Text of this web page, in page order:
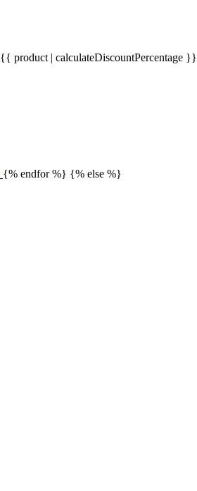
{{ product | calculateDiscountPercentage }}
{% endfor %} {% else %}